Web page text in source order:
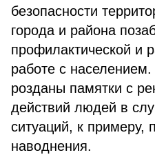
безопасности
города и района
профилактической и
работе с
розданы памятки с
действий людей в
ситуаций, к примеру,
наводнения.